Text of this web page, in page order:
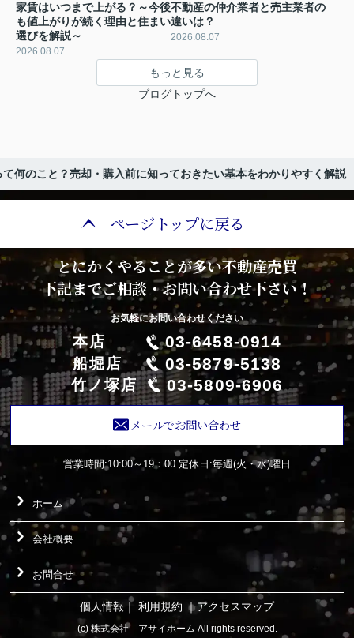
家賃はいつまで上がる？～今後
も値上がりが続く理由と住まい
選びを解説～
2026.08.07
不動産の仲介業者と売主業者の
違いは？
2026.08.07
もっと見る
ブログトップへ
何のこと？売却・購入前に知っておきたい基本をわかりやすく解説
ページトップに戻る
とにかくやることが多い不動産売買
下記までご相談・お問い合わせ下さい！
お気軽にお問い合わせください
本店 03-6458-0914
船堀店 03-5879-5138
竹ノ塚店 03-5809-6906
メールでお問い合わせ
営業時間:10:00～19：00 定休日:毎週(火・水)曜日
ホーム
会社概要
お問合せ
個人情報 ｜ 利用規約 ｜アクセスマップ
(c) 株式会社 アサイホーム All rights reserved.